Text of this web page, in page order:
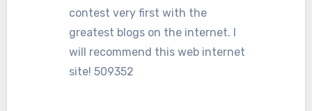
contest very first with the
greatest blogs on the internet. I
will recommend this web internet
site! 509352